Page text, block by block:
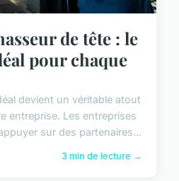
de tête : le
pour chaque
devient un véritable atout
entreprise. Les entreprises
sur des partenaires...
3 min de lecture →